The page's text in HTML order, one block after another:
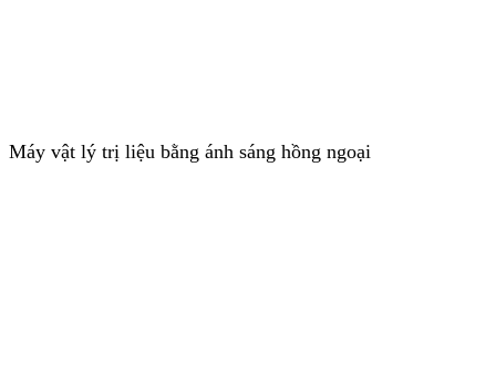
Máy vật lý trị liệu bằng ánh sáng hồng ngoại